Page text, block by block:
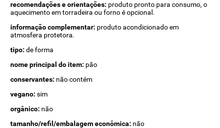
recomendações e orientações: produto pronto para consumo, o
aquecimento em torradeira ou forno é opcional.
informação complementar: produto acondicionado em
atmosfera protetora.
tipo: de forma
nome principal do item: pão
conservantes: não contém
vegano: sim
orgânico: não
tamanho/refil/embalagem econômica: não